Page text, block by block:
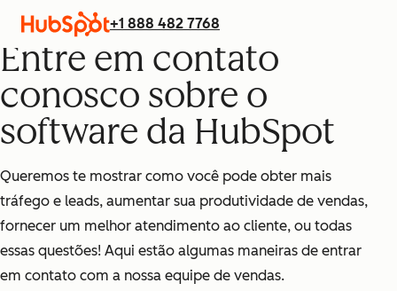
+1 888 482 7768
Entre em contato
conosco sobre o
software da HubSpot
Queremos te mostrar como você pode obter mais
tráfego e leads, aumentar sua produtividade de vendas,
fornecer um melhor atendimento ao cliente, ou todas
essas questões! Aqui estão algumas maneiras de entrar
em contato com a nossa equipe de vendas.